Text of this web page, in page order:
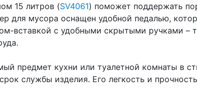
15 литров (SV4061) поможет поддержать
для мусора оснащен удобной педалью,
вставкой с удобными скрытыми ручками
предмет кухни или туалетной комнаты в
службы изделия. Его легкость и